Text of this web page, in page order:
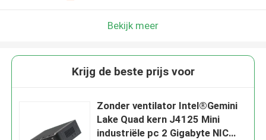
Bekijk meer
Krijg de beste prijs voor
Zonder ventilator Intel®Gemini
Lake Quad kern J4125 Mini
industriële pc 2 Gigabyte NIC